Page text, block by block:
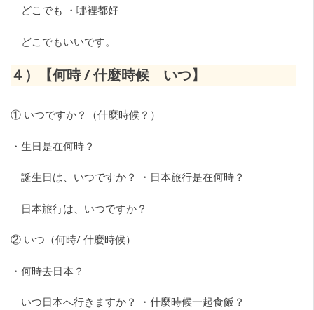
どこでも ・哪裡都好
どこでもいいです。
４） 【何時 / 什麼時候 いつ】
① いつですか？（什麼時候？）
・生日是在何時？
誕生日は、いつですか？ ・日本旅行是在何時？
日本旅行は、いつですか？
② いつ（何時/ 什麼時候）
・何時去日本？
いつ日本へ行きますか？ ・什麼時候一起食飯？